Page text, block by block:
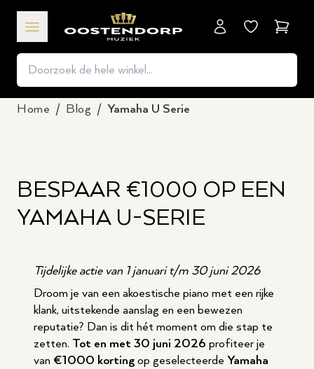
Home / Blog / Yamaha U Serie
BESPAAR €1000 OP EEN
YAMAHA U-SERIE
Tijdelijke actie van 1 januari t/m 30 juni 2026
Droom je van een akoestische piano met een rijke
klank, uitstekende aanslag en een bewezen
reputatie? Dan is dit hét moment om die stap te
zetten. Tot en met 30 juni 2026 profiteer je
van €1000 korting op geselecteerde Yamaha